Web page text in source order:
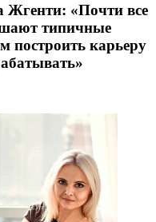
Жгенти: «Почти все
типичные
карьеру